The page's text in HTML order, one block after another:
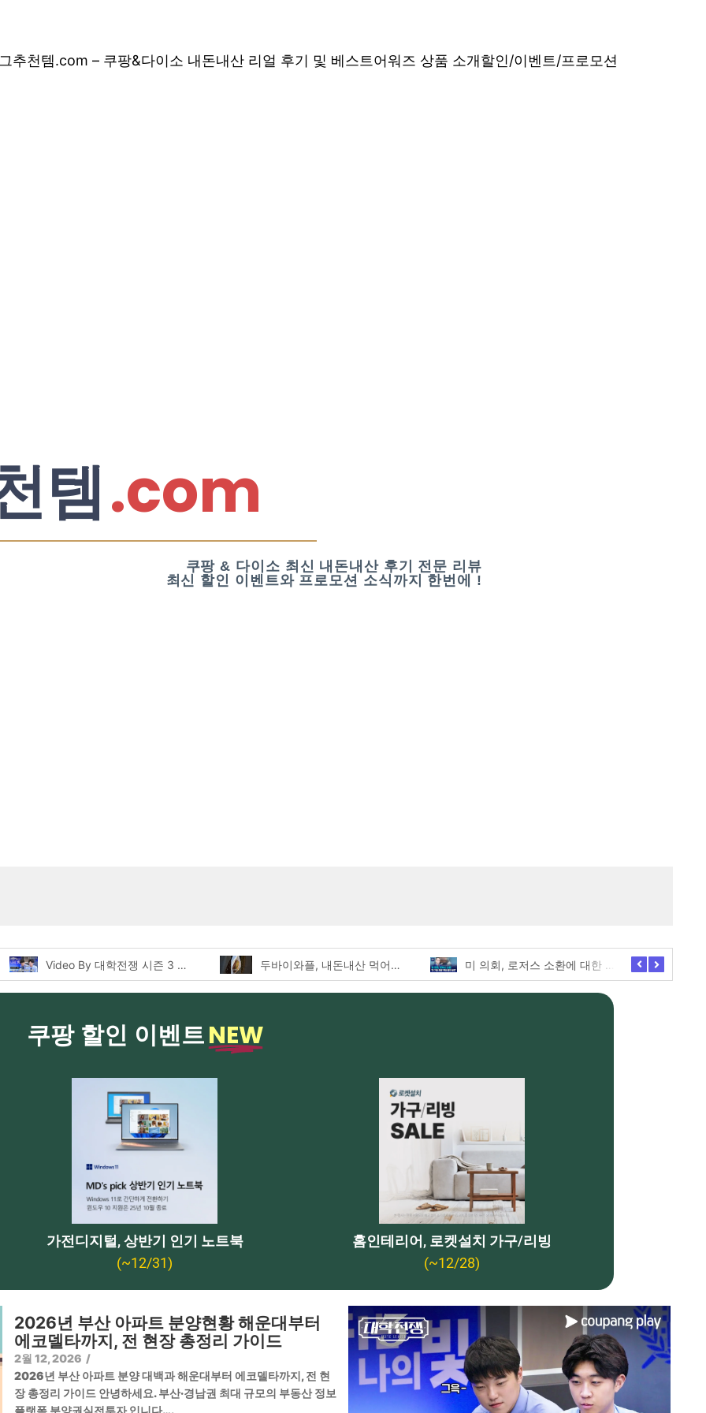
추천템.com – 쿠팡&다이소 내돈내산 리얼 후기 및 베스트어워즈 상품 소개할인/이벤트/프로모션
템.com
쿠팡 & 다이소 최신 내돈내산 후기 전문 리뷰
최신 할인 이벤트와 프로모션 소식까지 한번에 !
Video By 대학전쟁 시즌 3 전편 공개 완료! 두바이와플, 내돈내산 먹어본 찐후기!
쿠팡 할인 이벤트 NEW
가전디지털, 상반기 인기 노트북
(~12/31)
홈인테리어, 로켓설치 가구/리빙
(~12/28)
2026년 부산 아파트 분양현황 해운대부터
에코델타까지, 전 현장 총정리 가이드
2월 12, 2026 /
2026년 부산 아파트 분양 대백과 해운대부터 에코델타까지, 전 현
장 총정리 가이드 안녕하세요. 부산·경남권 최대 규모의 부동산 정보